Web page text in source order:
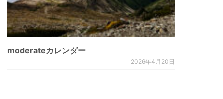
moderateカレンダー
2026年4月20日